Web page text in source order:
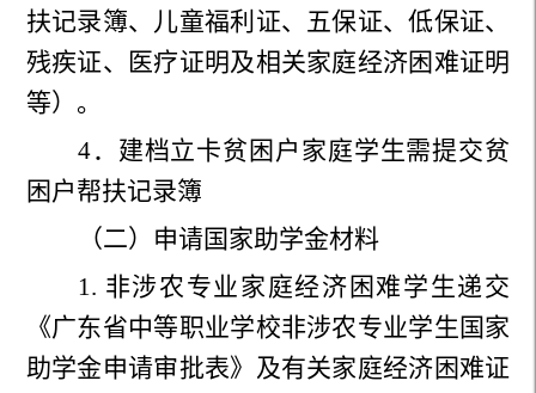
扶记录簿、儿童福利证、五保证、低保证、
残疾证、医疗证明及相关家庭经济困难证明
等）。
4．建档立卡贫困户家庭学生需提交贫
困户帮扶记录簿
（二）申请国家助学金材料
1. 非涉农专业家庭经济困难学生递交
《广东省中等职业学校非涉农专业学生国家
助学金申请审批表》及有关家庭经济困难证